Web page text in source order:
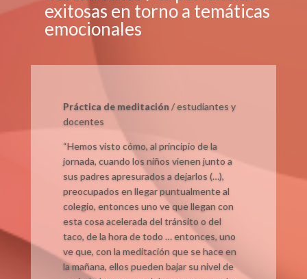
exitosas en torno a temáticas
emocionales
Práctica de meditación / estudiantes y
docentes
“Hemos visto cómo, al principio de la
jornada, cuando los niños vienen junto a
sus padres apresurados a dejarlos (…),
preocupados en llegar puntualmente al
colegio, entonces uno ve que llegan con
esta cosa acelerada del tránsito o del
taco, de la hora de todo … entonces, uno
ve que, con la meditación que se hace en
la mañana, ellos pueden bajar su nivel de